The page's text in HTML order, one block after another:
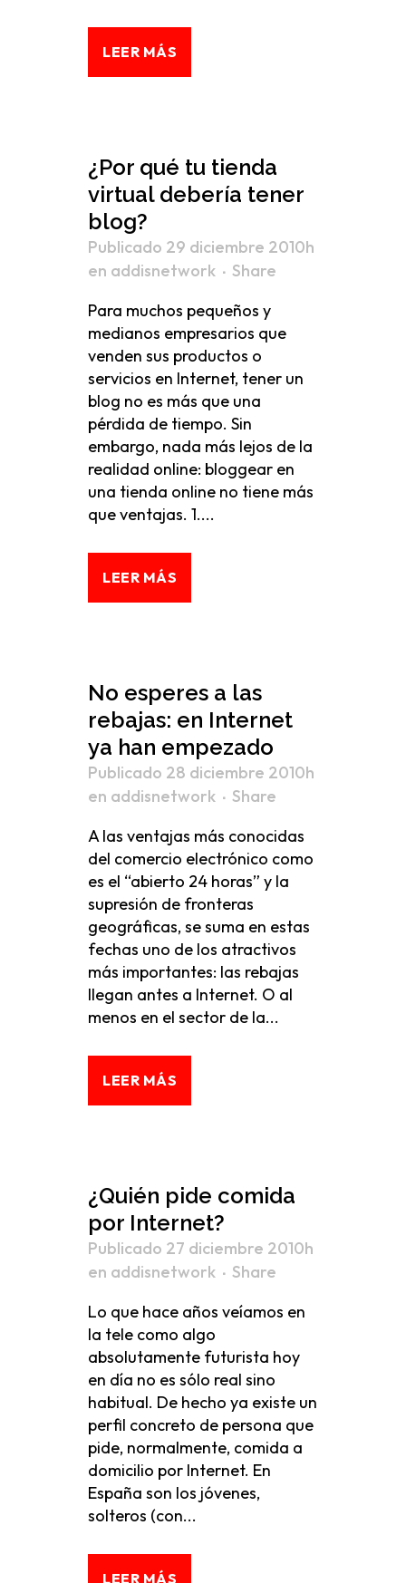
LEER MÁS
¿Por qué tu tienda
virtual debería tener
blog?
Publicado 29 diciembre 2010h
en addisnetwork
Share
Para muchos pequeños y
medianos empresarios que
venden sus productos o
servicios en Internet, tener un
blog no es más que una
pérdida de tiempo. Sin
embargo, nada más lejos de la
realidad online: bloggear en
una tienda online no tiene más
que ventajas. 1....
LEER MÁS
No esperes a las
rebajas: en Internet
ya han empezado
Publicado 28 diciembre 2010h
en addisnetwork
Share
A las ventajas más conocidas
del comercio electrónico como
es el “abierto 24 horas” y la
supresión de fronteras
geográficas, se suma en estas
fechas uno de los atractivos
más importantes: las rebajas
llegan antes a Internet. O al
menos en el sector de la...
LEER MÁS
¿Quién pide comida
por Internet?
Publicado 27 diciembre 2010h
en addisnetwork
Share
Lo que hace años veíamos en
la tele como algo
absolutamente futurista hoy
en día no es sólo real sino
habitual. De hecho ya existe un
perfil concreto de persona que
pide, normalmente, comida a
domicilio por Internet. En
España son los jóvenes,
solteros (con...
LEER MÁS